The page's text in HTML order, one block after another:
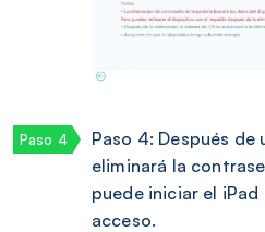
Paso 4: Después de
eliminará la
puede iniciar el
acceso.